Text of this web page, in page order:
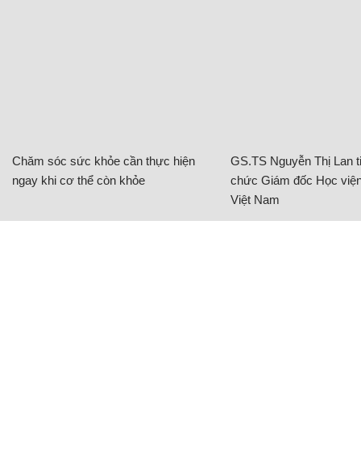
Chăm sóc sức khỏe cần thực hiện
ngay khi cơ thể còn khỏe
GS.TS Nguyễn Thị Lan
chức Giám đốc Học
Việt Nam